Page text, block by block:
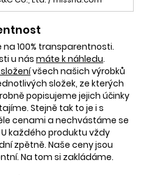
100% transparentnosti.
u nás máte k náhledu.
všech našich výrobků
složek, ze kterých
popisujeme jejich účinky
Stejně tak to je i s
cenami a nechvástáme se
každého produktu vždy
zpětně. Naše ceny jsou
Na tom si zakládáme.